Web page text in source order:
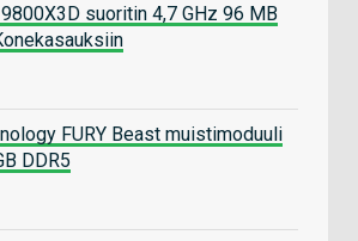
suoritin 4,7 GHz 96 MB
FURY Beast muistimoduuli
DDR5